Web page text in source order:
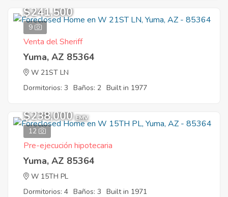
9
$241,500
Venta del Sheriff
Yuma, AZ 85364
W 21ST LN
Dormitorios: 3 Baños: 2 Built in 1977
12
$238,000 EMV
Pre-ejecución hipotecaria
Yuma, AZ 85364
W 15TH PL
Dormitorios: 4 Baños: 3 Built in 1971